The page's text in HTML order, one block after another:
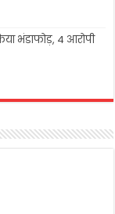
भंडाफोड़, 4 आरोपी